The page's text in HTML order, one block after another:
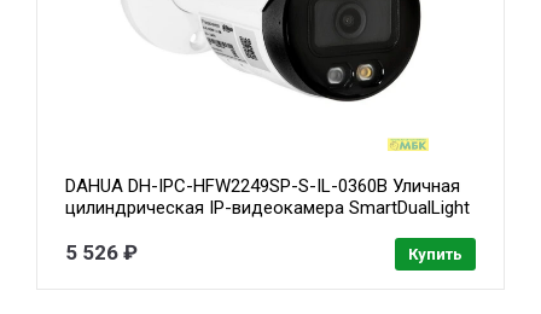
DAHUA DH-IPC-HFW2249SP-S-IL-0360B Уличная
цилиндрическая IP-видеокамера SmartDualLight
видеоаналитика, микрофон, ИК 30м, LED 30м,
5 526 ₽ Купить